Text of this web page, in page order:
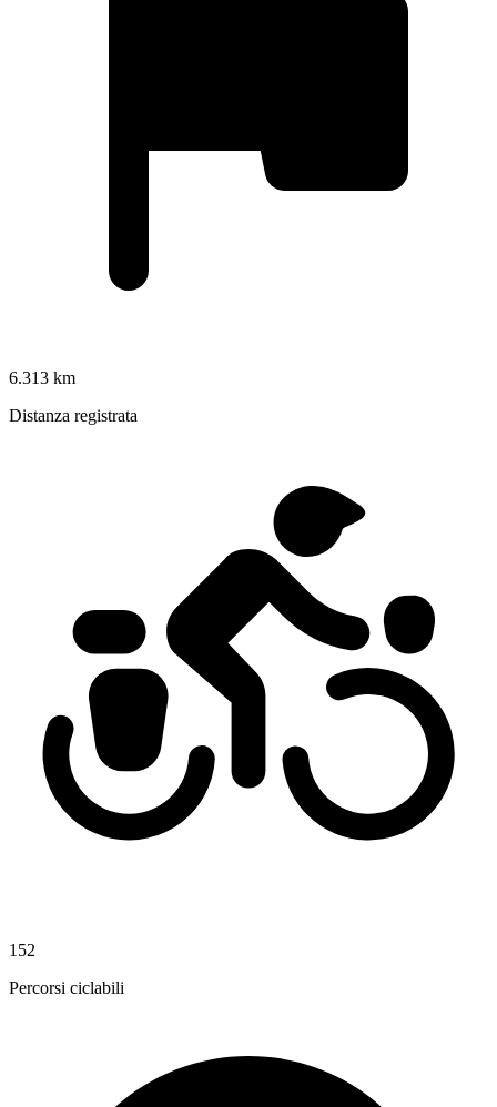
6.313 km
Distanza registrata
152
Percorsi ciclabili